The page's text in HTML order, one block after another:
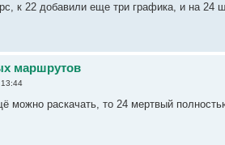
к 22 добавили еще три графика, и на 24
маршрутов
можно раскачать, то 24 мертвый